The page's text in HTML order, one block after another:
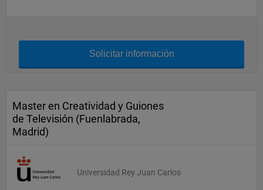
Solicitar información
Master en Creatividad y Guiones
de Televisión (Fuenlabrada,
Madrid)
Universidad Rey Juan Carlos